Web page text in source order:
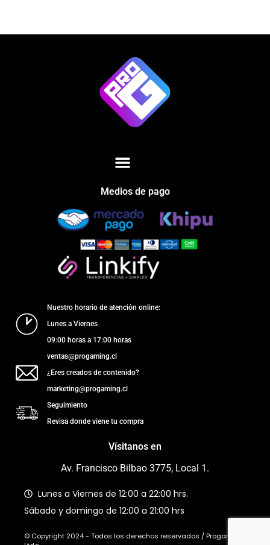
Medios de pago
Nuestro horario de atención online:
Lunes a Viernes
09:00 horas a 17:00 horas
ventas@progaming.cl
¿Eres creados de contenido?
marketing@progaming.cl
Seguimiento
Revisa donde viene tu compra
Vísitanos en
Av. Francisco Bilbao 3775, Local 1.
Lunes a Viernes de 12:00 a 22:00 hrs.
Sábado y domingo de 12:00 a 21:00 hrs
© Copyright 2024 - Todos los derechos reservados / Progaming